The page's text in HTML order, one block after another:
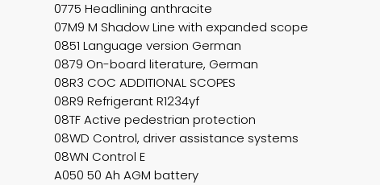
0775 Headlining anthracite
07M9 M Shadow Line with expanded scope
0851 Language version German
0879 On-board literature, German
08R3 COC ADDITIONAL SCOPES
08R9 Refrigerant R1234yf
08TF Active pedestrian protection
08WD Control, driver assistance systems
08WN Control E
A050 50 Ah AGM battery